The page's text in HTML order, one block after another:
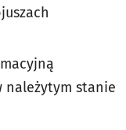
należytym stanie